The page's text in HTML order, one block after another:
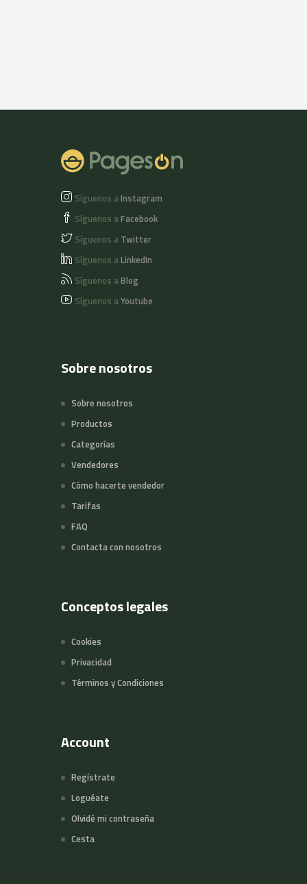
Síguenos aInstagram
Síguenos aFacebook
Síguenos a Twitter
Síguenos aLinkedIn
Síguenos aBlog
Síguenos aYoutube
Sobre nosotros
Sobre nosotros
Productos
Categorías
Vendedores
Cómo hacerte vendedor
Tarifas
FAQ
Contacta con nosotros
Conceptos legales
Cookies
Privacidad
Términos y Condiciones
Account
Regístrate
Loguéate
Olvidé mi contraseña
Cesta